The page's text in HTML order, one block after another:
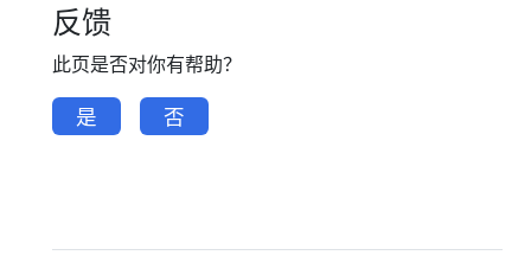
反馈
此页是否对你有帮助？
是 否